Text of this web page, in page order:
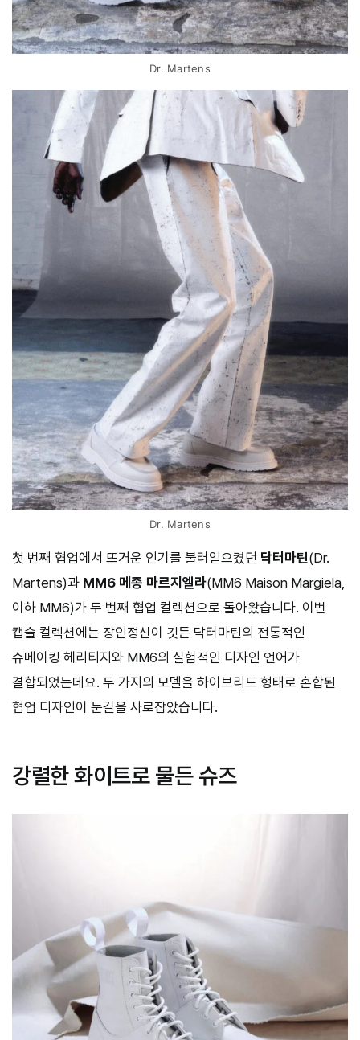
Dr. Martens
Dr. Martens
첫 번째 협업에서 뜨거운 인기를 불러일으켰던 닥터마틴(Dr.
Martens)과 MM6 메종 마르지엘라(MM6 Maison Margiela,
이하 MM6)가 두 번째 협업 컬렉션으로 돌아왔습니다. 이번
캡슐 컬렉션에는 장인정신이 깃든 닥터마틴의 전통적인
슈메이킹 헤리티지와 MM6의 실험적인 디자인 언어가
결합되었는데요. 두 가지의 모델을 하이브리드 형태로 혼합된
협업 디자인이 눈길을 사로잡았습니다.
강렬한 화이트로 물든 슈즈